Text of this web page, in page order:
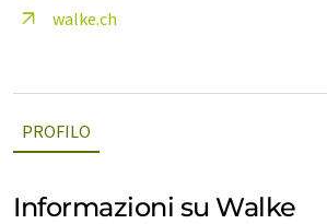
walke.ch
PROFILO
Informazioni su Walke